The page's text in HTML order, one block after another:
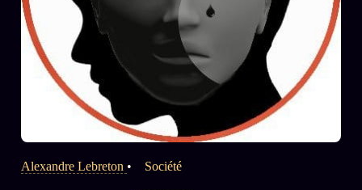
Alexandre Lebreton • Société